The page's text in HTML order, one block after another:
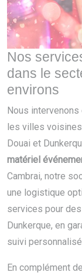
Nos
dans le
environs
Nous
les villes
Douai et
matériel
Cambrai, notre
une logistique
services pour
Dunkerque, en
suivi
En complément